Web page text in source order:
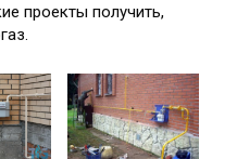
проекты получить,